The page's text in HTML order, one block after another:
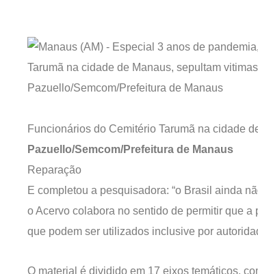
Funcionários do Cemitério Tarumã na cidade
Pazuello/Semcom/Prefeitura de Manaus
Reparação
E completou a pesquisadora: “o Brasil ainda
o Acervo colabora no sentido de permitir que
que podem ser utilizados inclusive por
O material é dividido em 17 eixos temáticos,